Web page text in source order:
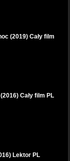
(2019) Cały film
Cały film PL
Lektor PL